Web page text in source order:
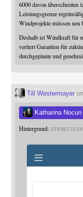
6000 davon überschreiten
Leistungsgrenze
Windprojekte müssen neu
Deshalb ist Windkraft für
verliert Garantien für
durchgeplante und
Till Westermayeron
Katharina Nocun
Hintergrund: